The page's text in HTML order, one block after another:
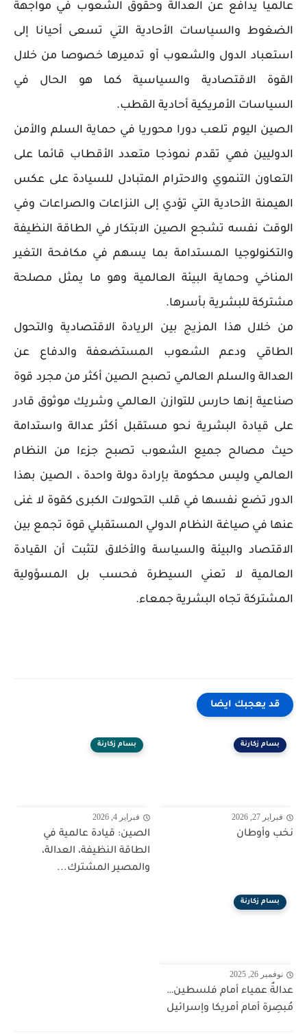
عالميا يدافع عن العدالة وحقوق الشعوب في مواجهة
الضغوط والسياسات الأحادية التي تسعى أحيانا إلى
استعباد الدول والشعوب أو تدميرها خصوصا من خلال
القوة الاقتصادية والسياسية كما هو الحال في
السياسات الأمريكية أحادية القطب.
الصين اليوم تلعب دورا محوريا في حماية السلم والأمن
الدوليين فهي تقدم نموذجا متعدد الأقطاب قائما على
التعاون التنموي والاحترام المتبادل للسيادة على عكس
الهيمنة الأحادية التي تؤدي إلى النزاعات والصراعات وفي
الوقت نفسه تشجع الصين الابتكار في الطاقة النظيفة
والتكنولوجيا المستدامة بما يسهم في مكافحة التغير
المناخي وحماية البيئة العالمية وهو ما يمثل مصلحة
مشتركة للبشرية بأسرها.
من خلال هذا المزيج بين الريادة الاقتصادية والتحول
الطاقي ودعم الشعوب المستضعفة والدفاع عن
العدالة والسلم العالمي تصبح الصين أكثر من مجرد قوة
صناعية إنها حارس للتوازن العالمي وشريك موثوق قادر
على قيادة البشرية نحو مستقبل أكثر عدالة واستدامة
حيث مصالح جميع الشعوب تصبح جزءا من النظام
العالمي وليس محكومة بإرادة دولة واحدة ، الصين بهذا
الدور تضع نفسها في قلب التحولات الكبرى كقوة لا غنى
عنها في صياغة النظام الدولي المستقبلي قوة تجمع بين
الاقتصاد والبيئة والسياسة والأخلاق لتثبت أن القيادة
العالمية لا تعني السيطرة فحسب بل المسؤولية
المشتركة تجاه البشرية جمعاء.
قد يعجبك ايضا
بسام زكارنة
فبراير 27, 2026
نخب وأوطان
بسام زكارنة
فبراير 4, 2026
الصين: قيادة عالمية في
الطاقة النظيفة، العدالة،
والمصير المشترك...
بسام زكارنة
نوفمبر 26, 2025
عدالةٌ عمياء أمام فلسطين…
مُبصِرة أمام أمريكا وإسرائيل